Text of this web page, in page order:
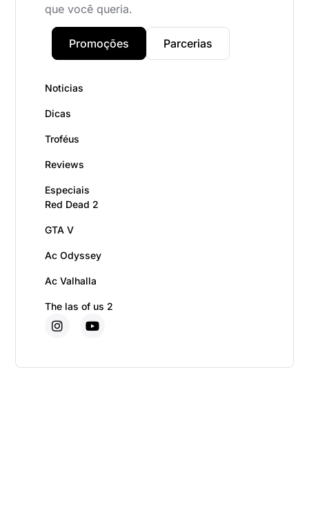
que você queria.
Promoções Parcerias
Noticias
Dicas
Troféus
Reviews
Especiais
Red Dead 2
GTA V
Ac Odyssey
Ac Valhalla
The las of us 2